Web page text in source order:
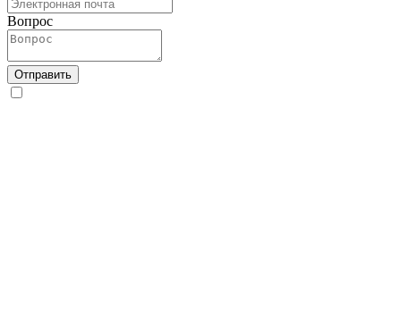
Вопрос
Отправить